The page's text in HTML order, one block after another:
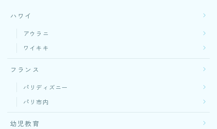
ハワイ
アウラニ
ワイキキ
フランス
パリディズニー
パリ市内
幼児教育